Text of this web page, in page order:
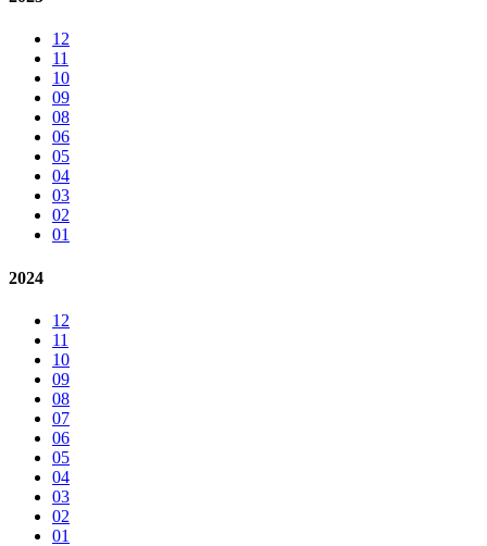
12
11
10
09
08
06
05
04
03
02
01
2024
12
11
10
09
08
07
06
05
04
03
02
01